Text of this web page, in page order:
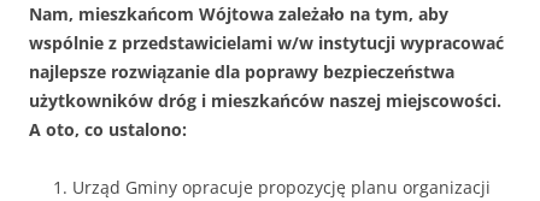
Nam, mieszkańcom Wójtowa zależało na tym, aby
wspólnie z przedstawicielami w/w instytucji wypracować
najlepsze rozwiązanie dla poprawy bezpieczeństwa
użytkowników dróg i mieszkańców naszej miejscowości.
A oto, co ustalono:
Urząd Gminy opracuje propozycję planu organizacji